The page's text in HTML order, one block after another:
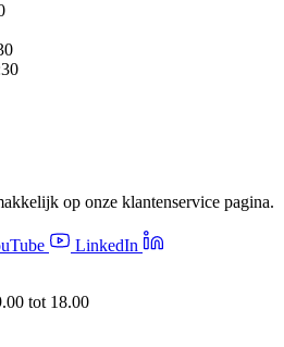
op onze klantenservice pagina.
LinkedIn
tot 18.00